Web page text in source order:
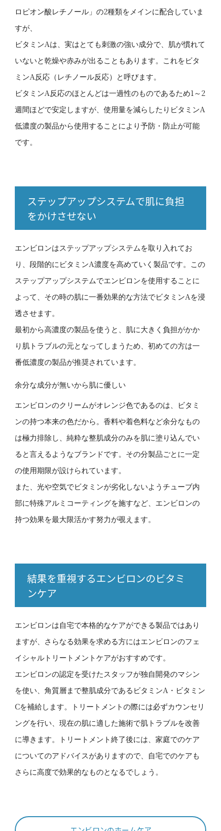
ロピオン酸レチノール」の2種類をメインに配合していま
すが、
ビタミンAは、実はとても刺激の強い成分で、肌が慣れて
いないと乾燥や赤みが出ることもあります。これをビタ
ミンA反応（レチノール反応）と呼びます。
ビタミンA反応のほとんどは一過性のものであるため1～2
週間ほどで安定しますが、使用量を減らしたりビタミンA
低濃度の製品から使用することにより予防・防止が可能
です。
ステップアップシステムで肌に負担
をかけさせない
エンビロンはステップアップシステムを取り入れてお
り、段階的にビタミンA濃度を高めていく製品です。この
ステップアップシステムでエンビロンを使用することに
よって、その時の肌に一番効果的な方法でビタミンAを浸
透させます。
最初から高濃度の製品を使うと、肌に大きく負担がかか
り肌トラブルの元となってしまうため、初めての方は一
番低濃度の製品が推奨されています。
余分な成分が無いから肌に優しい
エンビロンのクリームがオレンジ色であるのは、ビタミ
ンの持つ本来の色だから。香料や着色料など余分なもの
は極力排除し、純粋な整肌成分のみを肌に塗り込んでい
ると言えるようなブランドです。その分製品ごとに一定
の使用期限が設けられています。
また、光や空気でビタミンが劣化しないようチューブ内
部に特殊アルミコーティングを施すなど、エンビロンの
持つ効果を最大限活かす努力が覗えます。
結果を重視するエンビロンのビタミ
ンケア
エンビロンは自宅で本格的なケアができる製品ではあり
ますが、さらなる効果を求める方にはエンビロンのフェ
イシャルトリートメントケアがおすすめです。
エンビロンの認定を受けたスタッフが独自開発のマシン
を使い、角質層まで整肌成分であるビタミンA・ビタミン
Cを補給します。トリートメントの際には必ずカウンセリ
ングを行い、現在の肌に適した施術で肌トラブルを改善
に導きます。トリートメント終了後には、家庭でのケア
についてのアドバイスがありますので、自宅でのケアも
さらに高度で効果的なものとなるでしょう。